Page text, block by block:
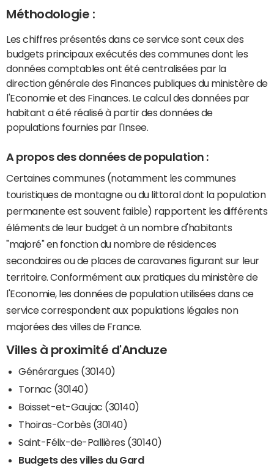
Méthodologie :
Les chiffres présentés dans ce service sont ceux des
budgets principaux exécutés des communes dont les
données comptables ont été centralisées par la
direction générale des Finances publiques du ministère de
l'Economie et des Finances. Le calcul des données par
habitant a été réalisé à partir des données de
populations fournies par l'Insee.
A propos des données de population :
Certaines communes (notamment les communes
touristiques de montagne ou du littoral dont la population
permanente est souvent faible) rapportent les différents
éléments de leur budget à un nombre d'habitants
"majoré" en fonction du nombre de résidences
secondaires ou de places de caravanes figurant sur leur
territoire. Conformément aux pratiques du ministère de
l'Economie, les données de population utilisées dans ce
service correspondent aux populations légales non
majorées des villes de France.
Villes à proximité d'Anduze
Générargues (30140)
Tornac (30140)
Boisset-et-Gaujac (30140)
Thoiras-Corbès (30140)
Saint-Félix-de-Pallières (30140)
Budgets des villes du Gard